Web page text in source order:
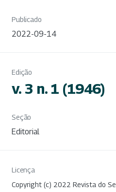
Publicado
2022-09-14
Edição
v. 3 n. 1 (1946)
Seção
Editorial
Licença
Copyright (c) 2022 Revista do